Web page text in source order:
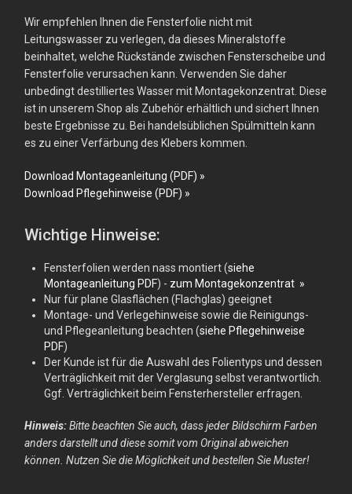
Wir empfehlen Ihnen die Fensterfolie nicht mit
Leitungswasser zu verlegen, da dieses Mineralstoffe
beinhaltet, welche Rückstände zwischen Fensterscheibe und
Fensterfolie verursachen kann. Verwenden Sie daher
unbedingt destilliertes Wasser mit Montagekonzentrat. Diese
ist in unserem Shop als Zubehör erhältlich und sichert Ihnen
beste Ergebnisse zu. Bei handelsüblichen Spülmitteln kann
es zu einer Verfärbung des Klebers kommen.
Download Montageanleitung (PDF) »
Download Pflegehinweise (PDF) »
Wichtige Hinweise:
Fensterfolien werden nass montiert (siehe
Montageanleitung PDF) - zum Montagekonzentrat »
Nur für plane Glasflächen (Flachglas) geeignet
Montage- und Verlegehinweise sowie die Reinigungs-
und Pflegeanleitung beachten (siehe Pflegehinweise
PDF)
Der Kunde ist für die Auswahl des Folientyps und dessen
Verträglichkeit mit der Verglasung selbst verantwortlich.
Ggf. Verträglichkeit beim Fensterhersteller erfragen.
Hinweis:Bitte beachten Sie auch, dass jeder Bildschirm Farben
anders darstellt und diese somit vom Original abweichen
können. Nutzen Sie die Möglichkeit und bestellen Sie Muster!